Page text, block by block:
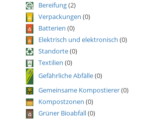
Bereifung(2)
Verpackungen (0)
Batterien (0)
Elektrisch und elektronisch (0)
Standorte(0)
Textilien (0)
Gefährliche Abfälle(0)
Gemeinsame Kompostierer(0)
Kompostzonen (0)
Grüner Bioabfall(0)